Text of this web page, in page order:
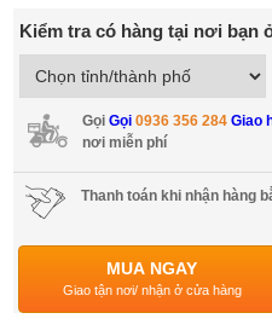
Kiểm tra có hàng tại nơi bạn
GọiGọi0936 356 284Giao
nơi miễn phí
Thanh toán khi nhận hàng
MUA NGAY
Giao tận nơi/ nhận ở cửa hàng